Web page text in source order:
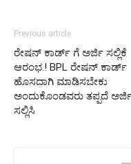
Previous article
ರೇಷನ್ ಕಾರ್ಡ್ ಗೆ ಅರ್ಜಿ ಸಲ್ಲಿಕೆ
ಆರಂಭ.! BPL ರೇಷನ್ ಕಾರ್ಡ್
ಹೊಸದಾಗಿ ಮಾಡಿಸಬೇಕು
ಅಂದುಕೊಂಡವರು ತಪ್ಪದೆ
ಸಲ್ಲಿಸಿ